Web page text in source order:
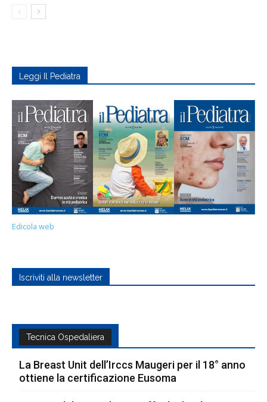
Leggi Il Pediatra
Edicola web
Iscriviti alla newsletter
Tecnica Ospedaliera
La Breast Unit dell’Irccs Maugeri per il 18° anno
ottiene la certificazione Eusoma